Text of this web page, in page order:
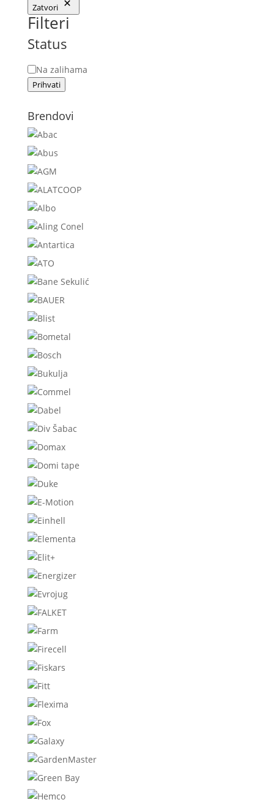
Zatvori
Filteri
Status
Status
Na zalihama
Prihvati
Brendovi